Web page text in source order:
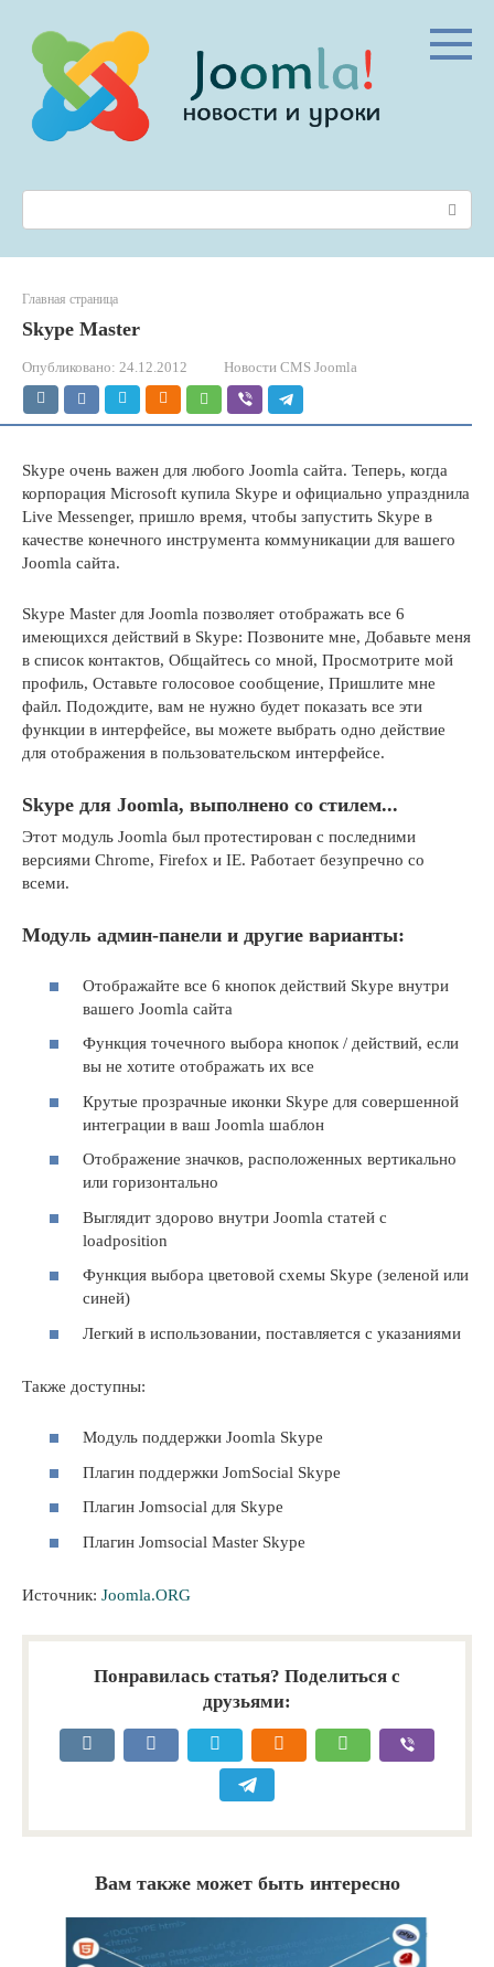
контенту
Главная страница
Skype Master
Опубликовано: 24.12.2012 Новости CMS Joomla
Skype очень важен для любого Joomla сайта. Теперь, когда
корпорация Microsoft купила Skype и официально упразднила
Live Messenger, пришло время, чтобы запустить Skype в
качестве конечного инструмента коммуникации для вашего
Joomla сайта.
Skype Master для Joomla позволяет отображать все 6
имеющихся действий в Skype: Позвоните мне, Добавьте меня
в список контактов, Общайтесь со мной, Просмотрите мой
профиль, Оставьте голосовое сообщение, Пришлите мне
файл. Подождите, вам не нужно будет показать все эти
функции в интерфейсе, вы можете выбрать одно действие
для отображения в пользовательском интерфейсе.
Skype для Joomla, выполнено со стилем...
Этот модуль Joomla был протестирован с последними
версиями Chrome, Firefox и IE. Работает безупречно со
всеми.
Модуль админ-панели и другие варианты:
Отображайте все 6 кнопок действий Skype внутри
вашего Joomla сайта
Функция точечного выбора кнопок / действий, если
вы не хотите отображать их все
Крутые прозрачные иконки Skype для совершенной
интеграции в ваш Joomla шаблон
Отображение значков, расположенных вертикально
или горизонтально
Выглядит здорово внутри Joomla статей с
loadposition
Функция выбора цветовой схемы Skype (зеленой или
синей)
Легкий в использовании, поставляется с указаниями
Также доступны:
Модуль поддержки Joomla Skype
Плагин поддержки JomSocial Skype
Плагин Jomsocial для Skype
Плагин Jomsocial Master Skype
Источник: Joomla.ORG
Понравилась статья? Поделиться с
друзьями:
Вам также может быть интересно